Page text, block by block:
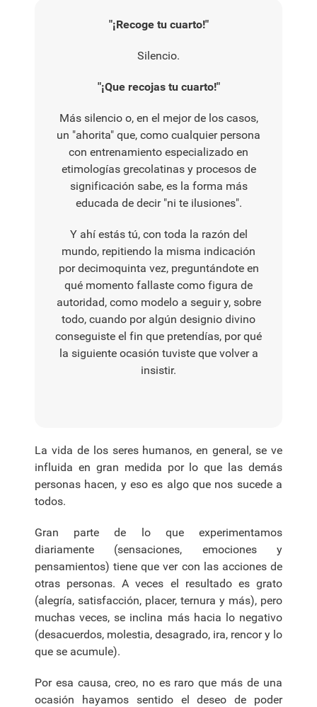
"¡Recoge tu cuarto!"
Silencio.
"¡Que recojas tu cuarto!"
Más silencio o, en el mejor de los casos,
un "ahorita" que, como cualquier persona
con entrenamiento especializado en
etimologías grecolatinas y procesos de
significación sabe, es la forma más
educada de decir "ni te ilusiones".
Y ahí estás tú, con toda la razón del
mundo, repitiendo la misma indicación
por decimoquinta vez, preguntándote en
qué momento fallaste como figura de
autoridad, como modelo a seguir y, sobre
todo, cuando por algún designio divino
conseguiste el fin que pretendías, por qué
la siguiente ocasión tuviste que volver a
insistir.
La vida de los seres humanos, en general, se ve
influida en gran medida por lo que las demás
personas hacen, y eso es algo que nos sucede a
todos.
Gran parte de lo que experimentamos
diariamente (sensaciones, emociones y
pensamientos) tiene que ver con las acciones de
otras personas. A veces el resultado es grato
(alegría, satisfacción, placer, ternura y más), pero
muchas veces, se inclina más hacia lo negativo
(desacuerdos, molestia, desagrado, ira, rencor y lo
que se acumule).
Por esa causa, creo, no es raro que más de una
ocasión hayamos sentido el deseo de poder